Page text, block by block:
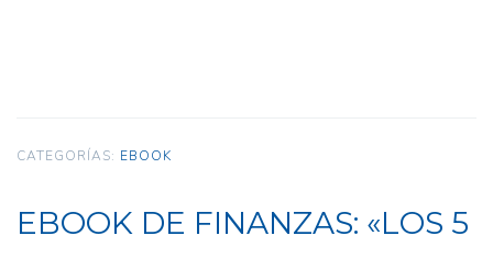
CATEGORÍAS: EBOOK
EBOOK DE FINANZAS: «LOS 5